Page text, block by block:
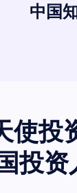
中国
使投
投